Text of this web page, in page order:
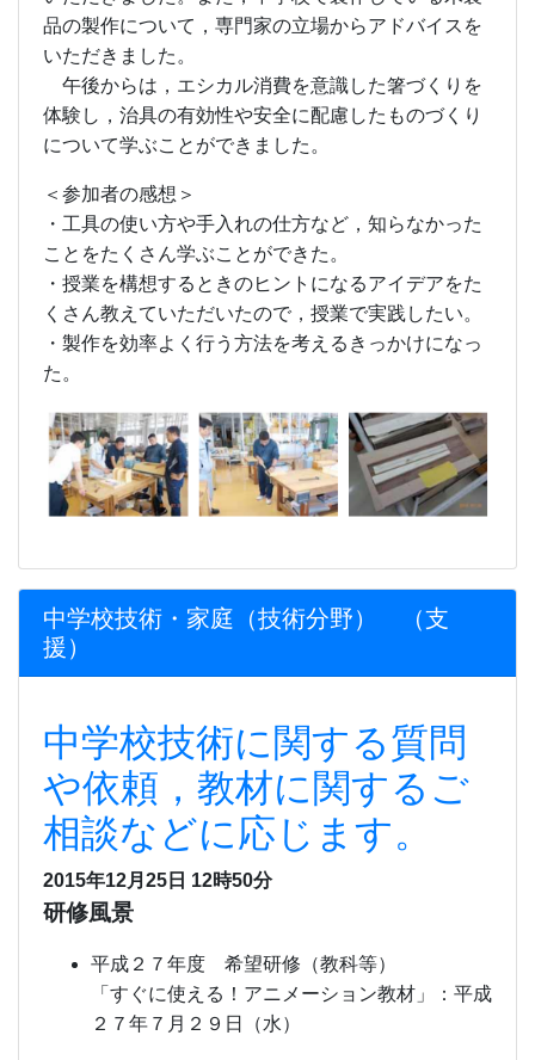
品の製作について，専門家の立場からアドバイスを
いただきました。
午後からは，エシカル消費を意識した箸づくりを
体験し，治具の有効性や安全に配慮したものづくり
について学ぶことができました。
＜参加者の感想＞
・工具の使い方や手入れの仕方など，知らなかった
ことをたくさん学ぶことができた。
・授業を構想するときのヒントになるアイデアをた
くさん教えていただいたので，授業で実践したい。
・製作を効率よく行う方法を考えるきっかけになっ
た。
中学校技術・家庭（技術分野） （支
援）
中学校技術に関する質問
や依頼，教材に関するご
相談などに応じます。
2015年12月25日 12時50分
研修風景
平成２７年度 希望研修（教科等）
「すぐに使える！アニメーション教材」：平成
２７年７月２９日（水）